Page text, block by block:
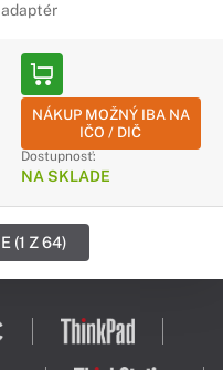
adaptér
NÁKUP MOŽNÝ IBA NA
IČO / DIČ
Dostupnosť:
NA SKLADE
(1 Z 64)